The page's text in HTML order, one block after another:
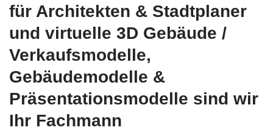
für Architekten & Stadtplaner
und virtuelle 3D Gebäude /
Verkaufsmodelle,
Gebäudemodelle &
Präsentationsmodelle sind wir
Ihr Fachmann